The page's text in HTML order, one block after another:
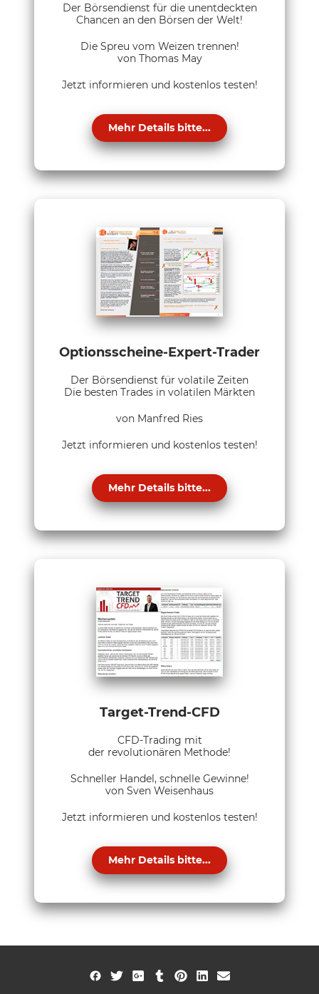
Der Börsendienst für die unentdeckten
Chancen an den Börsen der Welt!
Die Spreu vom Weizen trennen!
von Thomas May
Jetzt informieren und kostenlos testen!
Mehr Details bitte...
Optionsscheine-Expert-Trader
Der Börsendienst für volatile Zeiten
Die besten Trades in volatilen Märkten
von Manfred Ries
Jetzt informieren und kostenlos testen!
Mehr Details bitte...
Target-Trend-CFD
CFD-Trading mit
der revolutionären Methode!
Schneller Handel, schnelle Gewinne!
von Sven Weisenhaus
Jetzt informieren und kostenlos testen!
Mehr Details bitte...